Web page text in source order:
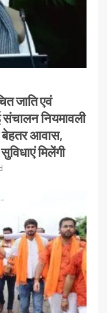
जाति एवं
संचालन नियमावली
बेहतर आवास,
मिलेंगी